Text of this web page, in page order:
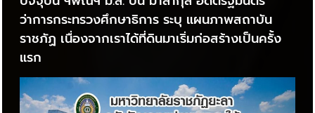
ว่าการกระทรวงศึกษาธิการ ระบุ แผนภาพสถาบัน
ราชภัฏ เนื่องจากเราได้ที่ดินมาเริ่มก่อสร้างเป็นครั้ง
แรก